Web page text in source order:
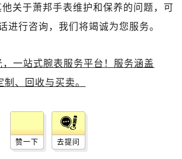
关于萧邦手表维护和保养的问题，可
进行咨询，我们将竭诚为您服务。
赞一下 去提问